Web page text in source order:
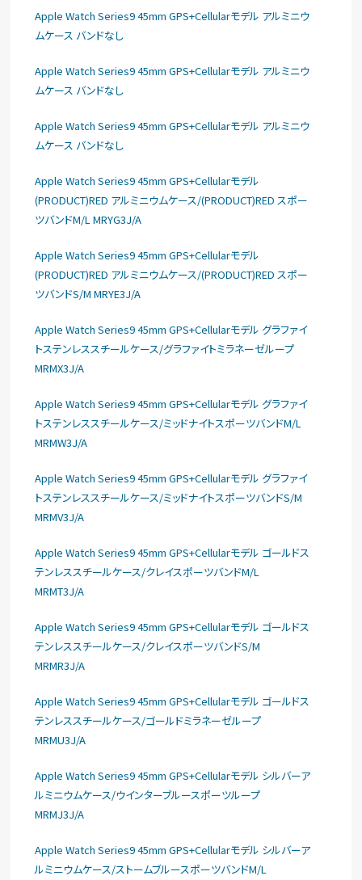
Apple Watch Series9 45mm GPS+Cellularモデル アルミニウ
ムケース バンドなし
Apple Watch Series9 45mm GPS+Cellularモデル アルミニウ
ムケース バンドなし
Apple Watch Series9 45mm GPS+Cellularモデル アルミニウ
ムケース バンドなし
Apple Watch Series9 45mm GPS+Cellularモデル
(PRODUCT)RED アルミニウムケース/(PRODUCT)RED スポー
ツバンドM/L MRYG3J/A
Apple Watch Series9 45mm GPS+Cellularモデル
(PRODUCT)RED アルミニウムケース/(PRODUCT)RED スポー
ツバンドS/M MRYE3J/A
Apple Watch Series9 45mm GPS+Cellularモデル グラファイ
トステンレススチールケース/グラファイトミラネーゼループ
MRMX3J/A
Apple Watch Series9 45mm GPS+Cellularモデル グラファイ
トステンレススチールケース/ミッドナイトスポーツバンドM/L
MRMW3J/A
Apple Watch Series9 45mm GPS+Cellularモデル グラファイ
トステンレススチールケース/ミッドナイトスポーツバンドS/M
MRMV3J/A
Apple Watch Series9 45mm GPS+Cellularモデル ゴールドス
テンレススチールケース/クレイスポーツバンドM/L
MRMT3J/A
Apple Watch Series9 45mm GPS+Cellularモデル ゴールドス
テンレススチールケース/クレイスポーツバンドS/M
MRMR3J/A
Apple Watch Series9 45mm GPS+Cellularモデル ゴールドス
テンレススチールケース/ゴールドミラネーゼループ
MRMU3J/A
Apple Watch Series9 45mm GPS+Cellularモデル シルバーア
ルミニウムケース/ウインターブルースポーツループ
MRMJ3J/A
Apple Watch Series9 45mm GPS+Cellularモデル シルバーア
ルミニウムケース/ストームブルースポーツバンドM/L